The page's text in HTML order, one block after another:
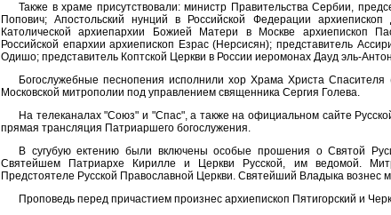
Также в храме присутствовали: министр Правительства Сербии,
Попович; Апостольский нунций в Российской Федерации
Католической архиепархии Божией Матери в Москве архиепископ
Российской епархии архиепископ Езрас (Нерсисян); представитель
Одишо; представитель Коптской Церкви в России иеромонах Дауд эль-
Богослужебные песнопения исполнили хор Храма Христа Спасителя
Московской митрополии под управлением священника Сергия Голева.
На телеканалах "Союз" и "Спас", а также на официальном сайте
прямая трансляция Патриаршего богослужения.
В сугубую ектению были включены особые прошения о Святой
Святейшем Патриархе Кирилле и Церкви Русской, им ведомой.
Предстоятеле Русской Православной Церкви. Святейший Владыка вознес
Проповедь перед причастием произнес архиепископ Пятигорский и